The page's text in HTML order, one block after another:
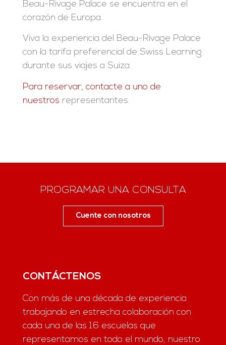
Beau-Rivage Palace se encuentra en el
corazón de Europa.
Viva la experiencia del Beau-Rivage Palace
con la tarifa preferencial de Swiss Learning
durante sus viajes a Suiza.
Para reservar, contacte a uno de
nuestros representantes.
PROGRAMAR UNA CONSULTA
Cuente con nosotros
CONTÁCTENOS
Con más de una década de experiencia
trabajando en estrecha colaboración con
cada una de las 16 escuelas que
representamos en todo el mundo, nuestro